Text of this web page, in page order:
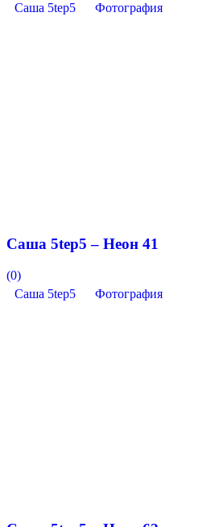
Саша 5tep5
Фотография
Саша 5tep5 – Неон 41
(0)
Саша 5tep5
Фотография